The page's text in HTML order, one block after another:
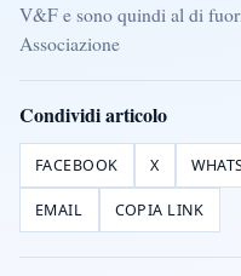
V&F e sono quindi al di
Associazione
Condividi articolo
FACEBOOK X
EMAIL COPIA LINK